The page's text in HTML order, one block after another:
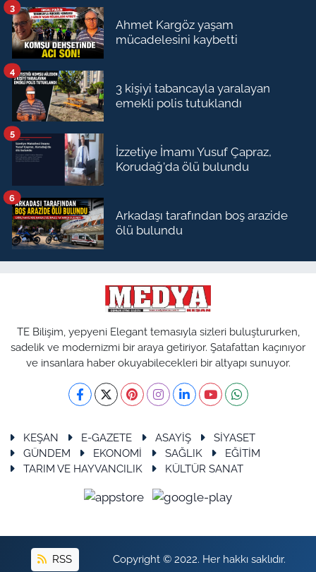
Ahmet Kargöz yaşam
mücadelesini kaybetti
3
3 kişiyi tabancayla yaralayan
emekli polis tutuklandı
4
İzzetiye İmamı Yusuf Çapraz,
Korudağ'da ölü bulundu
5
Arkadaşı tarafından boş arazide
ölü bulundu
6
TE Bilişim, yepyeni Elegant temasıyla sizleri buluştururken,
sadelik ve modernizmi bir araya getiriyor. Şatafattan kaçınıyor
ve insanlara haber okuyabilecekleri bir altyapı sunuyor.
KEŞAN E-GAZETE ASAYİŞ
SİYASET
GÜNDEM
EKONOMİ SAĞLIK
EĞİTİM
TARIM VE HAYVANCILIK
KÜLTÜR SANAT
RSS Copyright © 2022. Her hakkı saklıdır.